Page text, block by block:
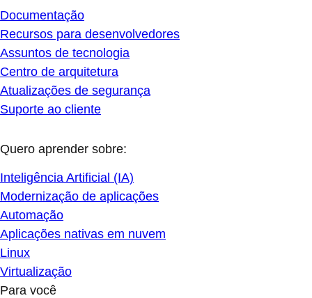
Documentação
Recursos para desenvolvedores
Assuntos de tecnologia
Centro de arquitetura
Atualizações de segurança
Suporte ao cliente
Quero aprender sobre:
Inteligência Artificial (IA)
Modernização de aplicações
Automação
Aplicações nativas em nuvem
Linux
Virtualização
Para você